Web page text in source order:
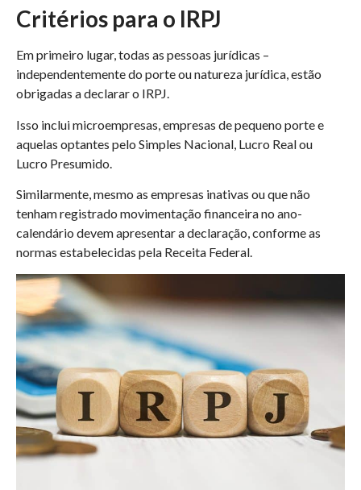
Critérios para o IRPJ
Em primeiro lugar, todas as pessoas jurídicas –
independentemente do porte ou natureza jurídica, estão
obrigadas a declarar o IRPJ.
Isso inclui microempresas, empresas de pequeno porte e
aquelas optantes pelo Simples Nacional, Lucro Real ou
Lucro Presumido.
Similarmente, mesmo as empresas inativas ou que não
tenham registrado movimentação financeira no ano-
calendário devem apresentar a declaração, conforme as
normas estabelecidas pela Receita Federal.